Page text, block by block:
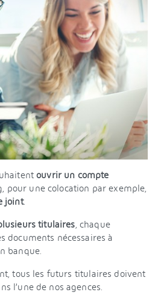
ouvrir un compte
pour une colocation par exemple,
joint.
titulaires, chaque
documents nécessaires à
banque.
tous les futurs titulaires doivent
l’une de nos agences.